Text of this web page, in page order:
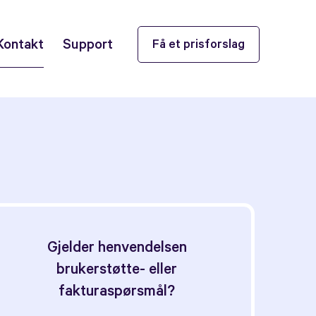
Få et prisforslag
Support
Gjelder henvendelsen
brukerstøtte- eller
fakturaspørsmål?